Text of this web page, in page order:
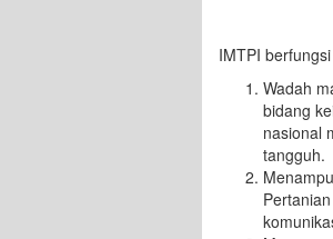
IMTPI
Wadah
bidang
nasional
tangguh.